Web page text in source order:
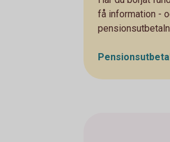
få information -